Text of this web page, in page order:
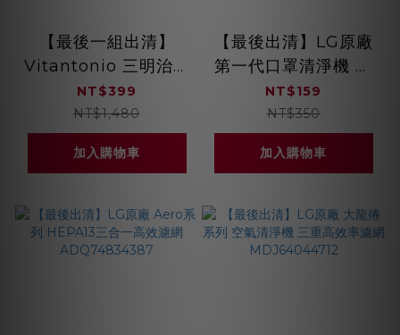
【最後一組出清】
Vitantonio 三明治機
橫紋烤盤 PVHS-10B-
HT
NT$399
NT$1,480
加入購物車
【最後出清】LG原廠
第一代口罩清淨機 替
換式襯墊(30片) LITE
有透氣孔
ADQ75797702
NT$159
NT$350
加入購物車